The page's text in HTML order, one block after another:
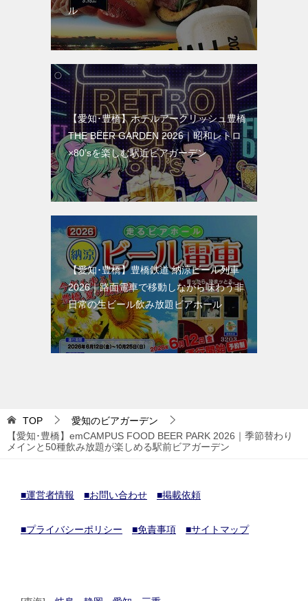
ル
【愛知･豊橋】ホテルアークリッシュ豊橋
THE BEER GARDEN 2026｜昭和レトロ
×80’sを楽しむ駅近ビアガーデン
【愛知･豊橋】豊橋鉄道 納涼ビール列車
2026｜路面電車で移動しながら味わう非
日常の生ビール飲み放題ビアホール
TOP
愛知のビアガーデン
【愛知･豊橋】emCAMPUS FOOD BEER PARK 2026｜季節替わり
メインと50種飲み放題が楽しめる駅前ビアガーデン
■運営者情報 ■お問い合わせ ■掲載依頼
■プライバシーポリシー ■免責事項 ■サイトマップ